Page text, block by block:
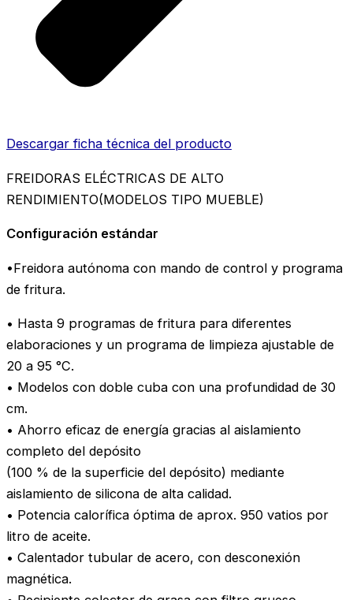
Descargar ficha técnica del producto
FREIDORAS ELÉCTRICAS DE ALTO
RENDIMIENTO(MODELOS TIPO MUEBLE)
Configuración estándar
•Freidora autónoma con mando de control y programa
de fritura.
• Hasta 9 programas de fritura para diferentes
elaboraciones y un programa de limpieza ajustable de
20 a 95 °C.
• Modelos con doble cuba con una profundidad de 30
cm.
• Ahorro eficaz de energía gracias al aislamiento
completo del depósito
(100 % de la superficie del depósito) mediante
aislamiento de silicona de alta calidad.
• Potencia calorífica óptima de aprox. 950 vatios por
litro de aceite.
• Calentador tubular de acero, con desconexión
magnética.